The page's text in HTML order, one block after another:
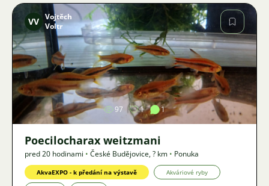
Obrázok
VV Vojtěch
Voltr
97 1 1
Poecilocharax weitzmani
pred 20 hodinami • České Budějovice,? km • Ponuka
AkvaEXPO - k předání na výstavě Akváriové ryby